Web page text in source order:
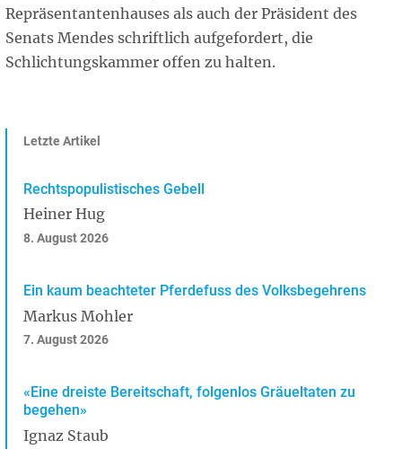
Repräsentantenhauses als auch der Präsident des
Senats Mendes schriftlich aufgefordert, die
Schlichtungskammer offen zu halten.
Letzte Artikel
Rechtspopulistisches Gebell
Heiner Hug
8. August 2026
Ein kaum beachteter Pferdefuss des Volksbegehrens
Markus Mohler
7. August 2026
«Eine dreiste Bereitschaft, folgenlos Gräueltaten zu
begehen»
Ignaz Staub